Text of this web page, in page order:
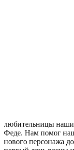
любительницы
Феде. Нам помог
нового персонажа